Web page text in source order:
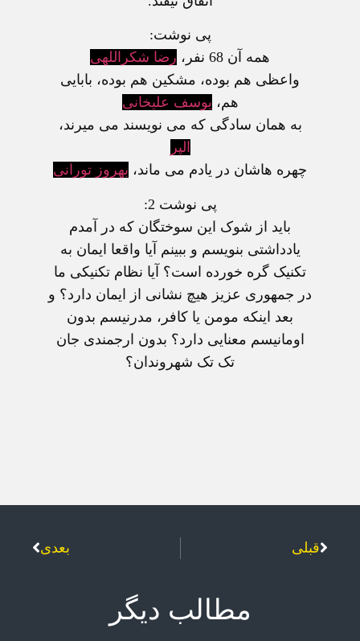
پی نوشت:
همه آن 68 نفر،
رضا شکراللهی
واعظی هم بوده، مشکين هم بوده، بابايی
هم، يوسف عليخانی
به همان سادگی که می نويسند می ميرند،
الپر
چهره هاشان در يادم می ماند، بهروز تورانی
پی نوشت 2:
بايد از شوک اين سوختگان که در آمدم
يادداشتی بنويسم و ببينم آيا واقعا ايمان به
تکنيک گره خورده است؟ آيا نظام تکنيکی ما
در جمهوری عزيز هيچ نشانی از ايمان دارد؟ و
بعد اينکه مومن يا کافر، مدرنيسم بدون
اومانيسم معنايی دارد؟ بدون ارجمندی جان
تک تک شهروندان؟
قبلی بعدی
مطالب دیگر